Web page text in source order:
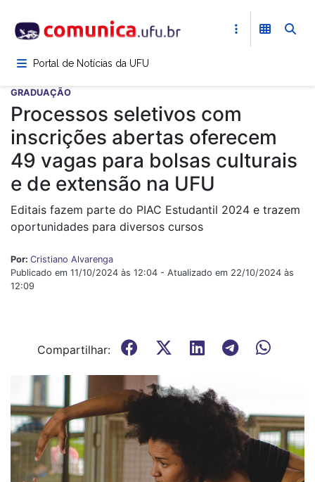
para
conteúdoPortal de Notícias da UFU
GRADUAÇÃO
Processos seletivos com
inscrições abertas oferecem
49 vagas para bolsas culturais
e de extensão na UFU
Editais fazem parte do PIAC Estudantil 2024 e trazem
oportunidades para diversos cursos
Por: Cristiano Alvarenga
Publicado em 11/10/2024 às 12:04 - Atualizado em 22/10/2024 às
12:09
Compartilhar: